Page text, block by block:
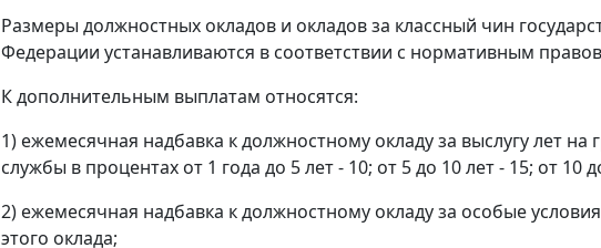
Размеры должностных окладов и окладов за классный чин
Федерации устанавливаются в соответствии с нормативным
К дополнительным выплатам относятся:
1) ежемесячная надбавка к должностному окладу за выслугу лет
службы в процентах от 1 года до 5 лет - 10; от 5 до 10 лет - 15; от 10
2) ежемесячная надбавка к должностному окладу за особые
этого оклада;